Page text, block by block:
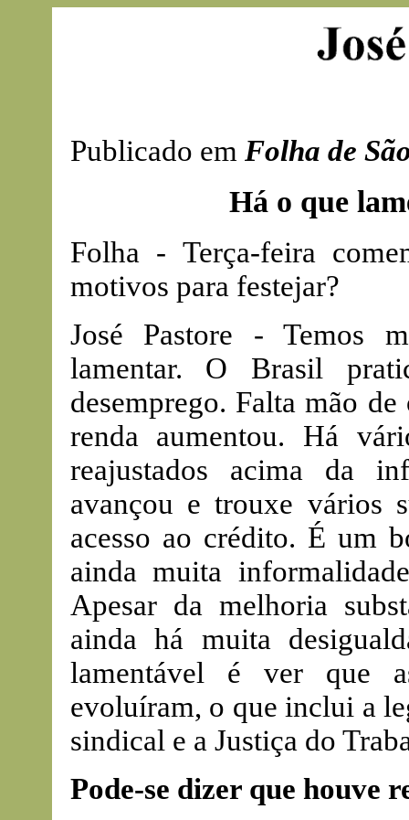
Publicado em Folha de
Há o que
Folha - Terça-feira
motivos para festejar?
José Pastore - Temos
lamentar. O Brasil
desemprego. Falta mão
renda aumentou. Há
reajustados acima da
avançou e trouxe vários
acesso ao crédito. É um
ainda muita
Apesar da melhoria
ainda há muita
lamentável é ver que
evoluíram, o que inclui a
sindical e a Justiça do
Pode-se dizer que houve